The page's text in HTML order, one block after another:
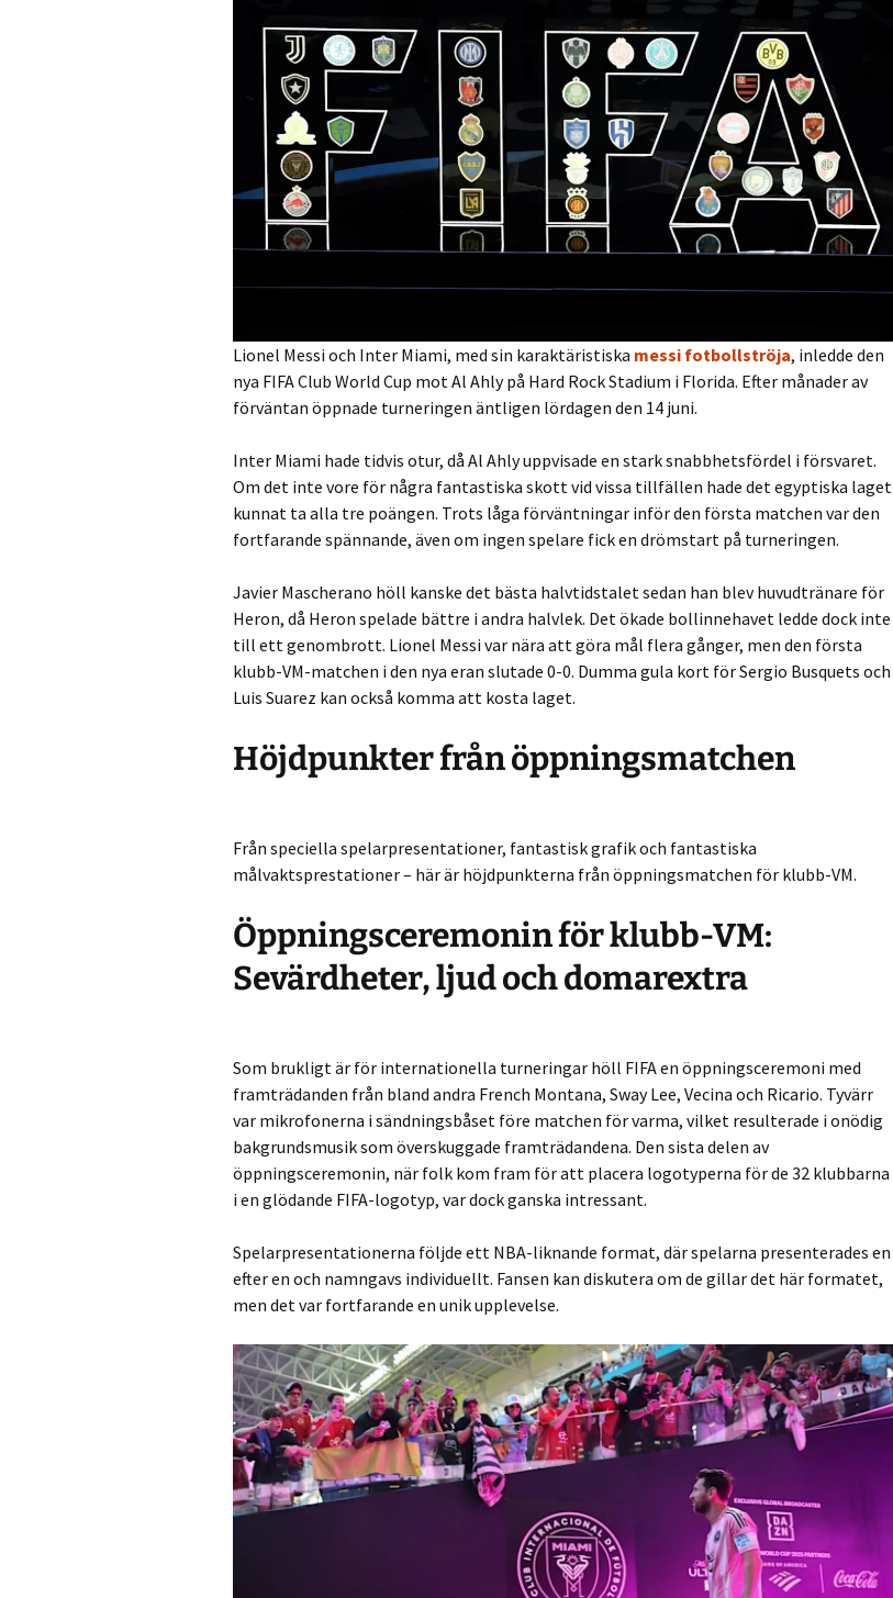
Lionel Messi och Inter Miami, med sin karaktäristiska messi fotbollströja, inledde den
nya FIFA Club World Cup mot Al Ahly på Hard Rock Stadium i Florida. Efter månader av
förväntan öppnade turneringen äntligen lördagen den 14 juni.
Inter Miami hade tidvis otur, då Al Ahly uppvisade en stark snabbhetsfördel i försvaret.
Om det inte vore för några fantastiska skott vid vissa tillfällen hade det egyptiska laget
kunnat ta alla tre poängen. Trots låga förväntningar inför den första matchen var den
fortfarande spännande, även om ingen spelare fick en drömstart på turneringen.
Javier Mascherano höll kanske det bästa halvtidstalet sedan han blev huvudtränare för
Heron, då Heron spelade bättre i andra halvlek. Det ökade bollinnehavet ledde dock inte
till ett genombrott. Lionel Messi var nära att göra mål flera gånger, men den första
klubb-VM-matchen i den nya eran slutade 0-0. Dumma gula kort för Sergio Busquets och
Luis Suarez kan också komma att kosta laget.
Höjdpunkter från öppningsmatchen
Från speciella spelarpresentationer, fantastisk grafik och fantastiska
målvaktsprestationer – här är höjdpunkterna från öppningsmatchen för klubb-VM.
Öppningsceremonin för klubb-VM:
Sevärdheter, ljud och domarextra
Som brukligt är för internationella turneringar höll FIFA en öppningsceremoni med
framträdanden från bland andra French Montana, Sway Lee, Vecina och Ricario. Tyvärr
var mikrofonerna i sändningsbåset före matchen för varma, vilket resulterade i onödig
bakgrundsmusik som överskuggade framträdandena. Den sista delen av
öppningsceremonin, när folk kom fram för att placera logotyperna för de 32 klubbarna
i en glödande FIFA-logotyp, var dock ganska intressant.
Spelarpresentationerna följde ett NBA-liknande format, där spelarna presenterades en
efter en och namngavs individuellt. Fansen kan diskutera om de gillar det här formatet,
men det var fortfarande en unik upplevelse.